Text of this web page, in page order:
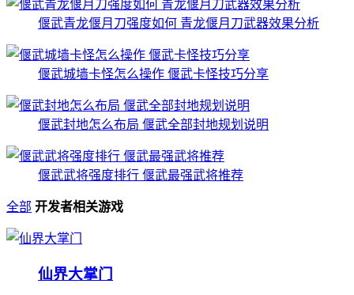
偃武青龙偃月刀强度如何 青龙偃月刀武器效果分析
偃武城墙卡怪怎么操作 偃武卡怪技巧分享
偃武封地怎么布局 偃武全部封地规划说明
偃武武将强度排行 偃武最强武将推荐
全部 开发者相关游戏
仙界大掌门